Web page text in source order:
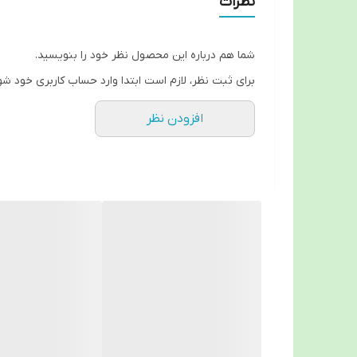
ناحیه چانه و گردن می‌شود.
این غبغب‌بند به‌دلیل طراحی سبک، قابلیت
این محصول فری‌سایز (Free Size) بوده و به‌دلیل خاصیت کشسانی و بندهای قابل تنظیم، برای تمام اندازه‌های صورت و گردن مناسب است.
🔹 مشخصات بارز غبغب بند اوپلون
شما هم درباره این محصول نظر خود را بنویسید.
برای ثبت نظر، لازم است ابتدا وارد حساب کاربری خود
افزودن نظر